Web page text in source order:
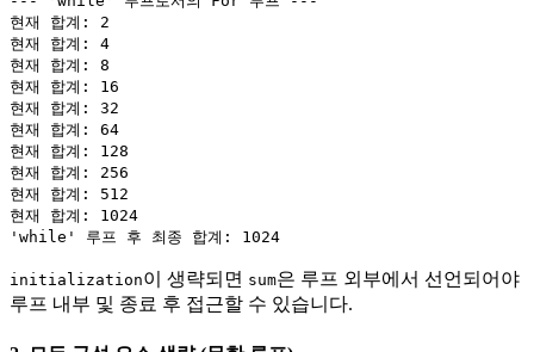
현재 합계: 2
현재 합계: 4
현재 합계: 8
현재 합계: 16
현재 합계: 32
현재 합계: 64
현재 합계: 128
현재 합계: 256
현재 합계: 512
현재 합계: 1024
initialization이 생략되면 sum은 루프 외부에서 선언되어야
루프 내부 및 종료 후 접근할 수 있습니다.